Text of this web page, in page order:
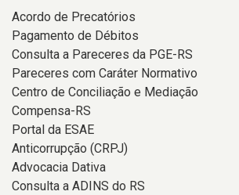
Acordo de Precatórios
Pagamento de Débitos
Consulta a Pareceres da PGE-RS
Pareceres com Caráter Normativo
Centro de Conciliação e Mediação
Compensa-RS
Portal da ESAE
Anticorrupção (CRPJ)
Advocacia Dativa
Consulta a ADINS do RS